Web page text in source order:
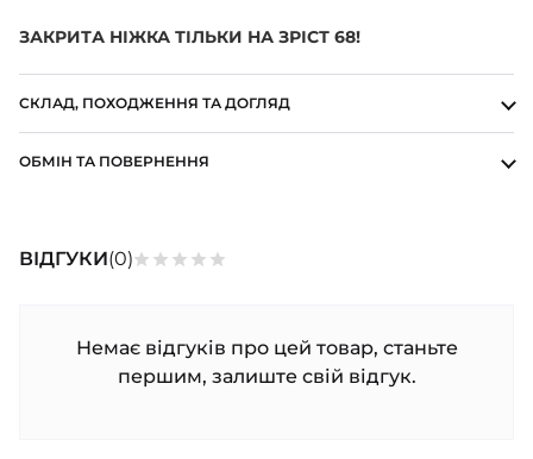
ЗАКРИТА НІЖКА ТІЛЬКИ НА ЗРІСТ 68!
СКЛАД, ПОХОДЖЕННЯ ТА ДОГЛЯД
ОБМІН ТА ПОВЕРНЕННЯ
ВІДГУКИ(0)
Немає відгуків про цей товар, станьте
першим, залиште свій відгук.